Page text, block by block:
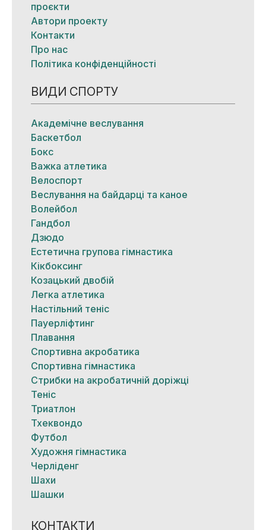
проєкти
Автори проекту
Контакти
Про нас
Політика конфіденційності
ВИДИ СПОРТУ
Академічне веслування
Баскетбол
Бокс
Важка атлетика
Велоспорт
Веслування на байдарці та каное
Волейбол
Гандбол
Дзюдо
Естетична групова гімнастика
Кікбоксинг
Козацький двобій
Легка атлетика
Настільний теніс
Пауерліфтинг
Плавання
Спортивна акробатика
Спортивна гімнастика
Стрибки на акробатичній доріжці
Теніс
Триатлон
Тхеквондо
Футбол
Художня гімнастика
Черліденг
Шахи
Шашки
КОНТАКТИ